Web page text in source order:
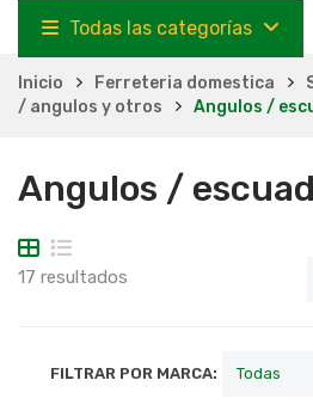
Todas las categorías
Inicio Ferreteria domestica
/ angulos y otros
Angulos /
Angulos /
17 resultados
FILTRAR POR MARCA: